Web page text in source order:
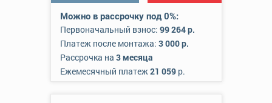
Можно в рассрочку под 0%:
Первоначальный взнос: 99 264 р.
Платеж после монтажа: 3 000 р.
Рассрочка на 3 месяца
Ежемесячный платеж21 059р.